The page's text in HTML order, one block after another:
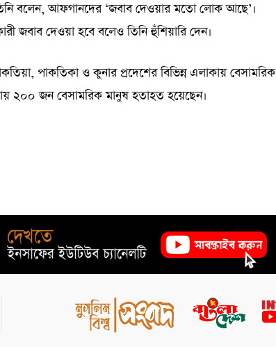
তিনি বলেন, আফগানদের ‘জবাব দেওয়ার মতো লোক আছে’।
জবাব দেওয়া হবে বলেও তিনি হুঁশিয়ারি দেন।
পাকতিকা ও কুনার প্রদেশের বিভিন্ন এলাকায় বেসামরিক
২০০ জন বেসামরিক মানুষ হতাহত হয়েছেন।